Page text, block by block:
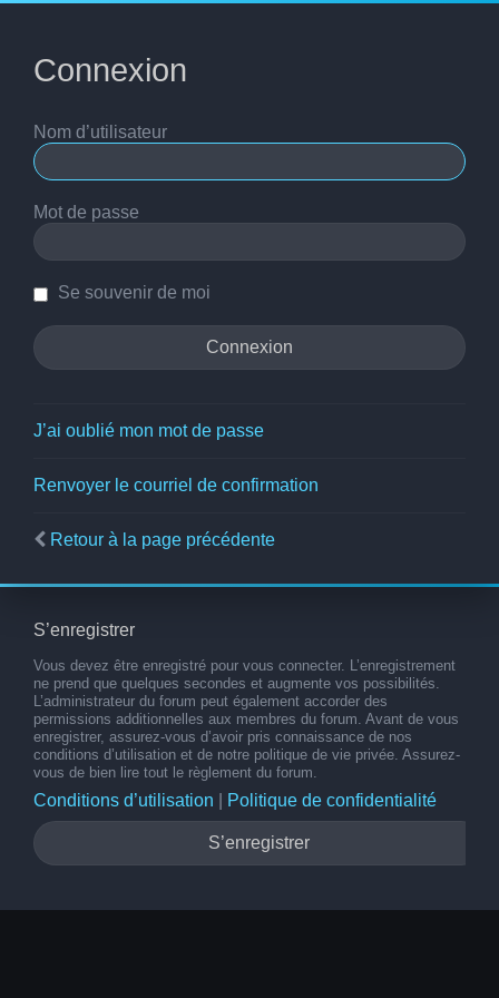
Connexion
Nom d’utilisateur
Mot de passe
Se souvenir de moi
J’ai oublié mon mot de passe
Renvoyer le courriel de confirmation
Retour à la page précédente
S’enregistrer
Vous devez être enregistré pour vous connecter. L’enregistrement
ne prend que quelques secondes et augmente vos possibilités.
L’administrateur du forum peut également accorder des
permissions additionnelles aux membres du forum. Avant de vous
enregistrer, assurez-vous d’avoir pris connaissance de nos
conditions d’utilisation et de notre politique de vie privée. Assurez-
vous de bien lire tout le règlement du forum.
Conditions d’utilisation Politique de confidentialité
S’enregistrer